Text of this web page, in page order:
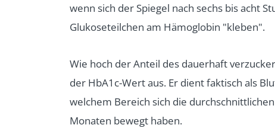
wenn sich der Spiegel nach sechs bis acht
Glukoseteilchen am Hämoglobin "kleben".
Wie hoch der Anteil des dauerhaft
der HbA1c-Wert aus. Er dient faktisch als
welchem Bereich sich die
Monaten bewegt haben.